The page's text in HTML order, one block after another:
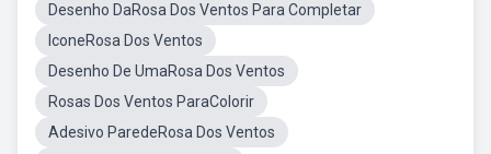
Desenho DaRosa Dos Ventos Para Completar
IconeRosa Dos Ventos
Desenho De UmaRosa Dos Ventos
Rosas Dos Ventos ParaColorir
Adesivo ParedeRosa Dos Ventos